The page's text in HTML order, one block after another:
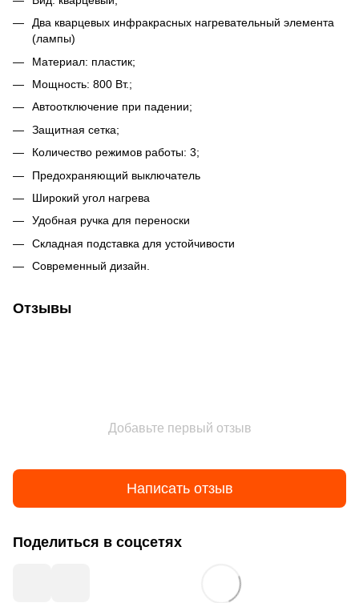
Два кварцевых инфракрасных нагревательный элемента
(лампы)
Материал: пластик;
Мощность: 800 Вт.;
Автоотключение при падении;
Защитная сетка;
Количество режимов работы: 3;
Предохраняющий выключатель
Широкий угол нагрева
Удобная ручка для переноски
Складная подставка для устойчивости
Современный дизайн.
Отзывы
Добавьте первый отзыв
Написать отзыв
Поделиться в соцсетях